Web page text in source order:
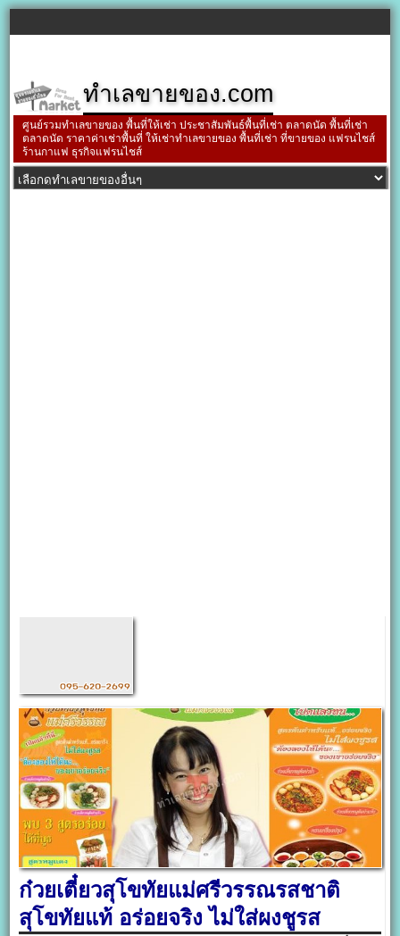
ทำเลขายของ.com
ศูนย์รวมทำเลขายของ พื้นที่ให้เช่า ประชาสัมพันธ์พื้นที่เช่า ตลาดนัด พื้นที่เช่า
ตลาดนัด ราคาค่าเช่าพื้นที่ ให้เช่าทำเลขายของ พื้นที่เช่า ที่ขายของ แฟรนไชส์
ร้านกาแฟ ธุรกิจแฟรนไชส์
ก๋วยเตี๋ยวสุโขทัยแม่ศรีวรรณรสชาติ
สุโขทัยแท้ อร่อยจริง ไม่ใส่ผงชูรส